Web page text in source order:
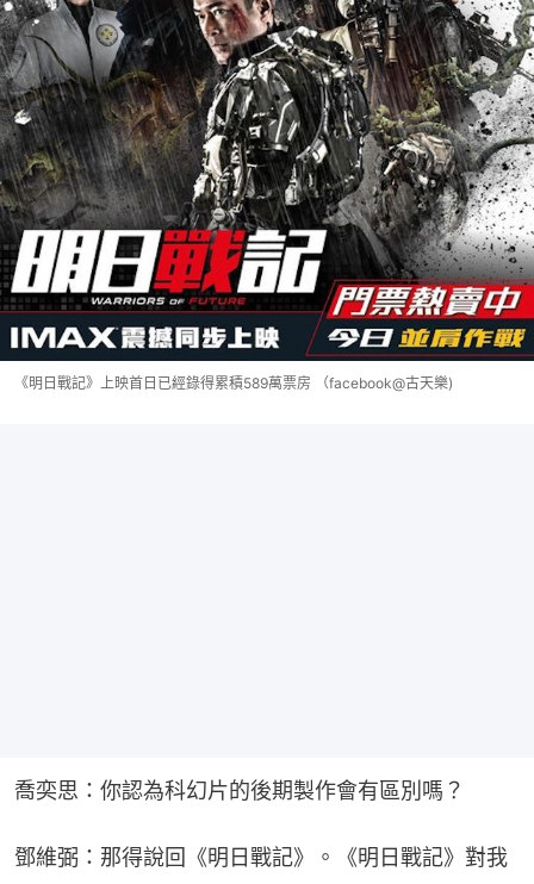
《明日戰記》上映首日已經錄得累積589萬票房 （facebook@古天樂)
喬奕思：你認為科幻片的後期製作會有區別嗎？
鄧維弼：那得說回《明日戰記》。《明日戰記》對我